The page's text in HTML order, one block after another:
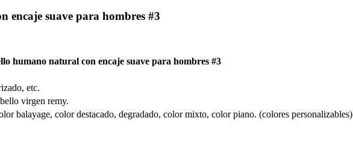
encaje suave para hombres #3
humano natural con encaje suave para hombres #3
etc.
virgen remy.
balayage, color destacado, degradado, color mixto, color piano. (colores personalizables)